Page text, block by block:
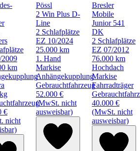
km
€
nicht
Pössl
2 Win Plus D-
Line
2 Schlafplätze
EZ 10/2024
25.000 km
1. Hand
Markise
Anhängekupplung
Gebrauchtfahrzeug
52.000 €
(MwSt. nicht
ausweisbar)
Bresler
Mobile
Junior 541
DK
2 Schlafplätze
EZ 07/2012
76.000 km
Hochdach
Markise
Fahrradträger
40.000 €
(MwSt. nicht
ausweisbar)